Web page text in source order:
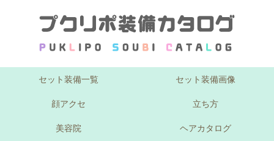
セット装備一覧 セット装備画像
顔アクセ 立ち方
美容院 ヘアカタログ